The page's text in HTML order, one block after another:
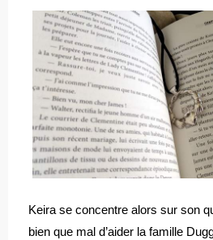
Keira se concentre alors sur son
bien que mal d’aider la famille